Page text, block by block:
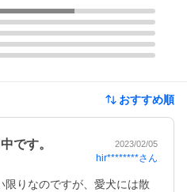
おすすめ順
です。 2023/02/05
hir********さん
りなのですが、愛犬には散